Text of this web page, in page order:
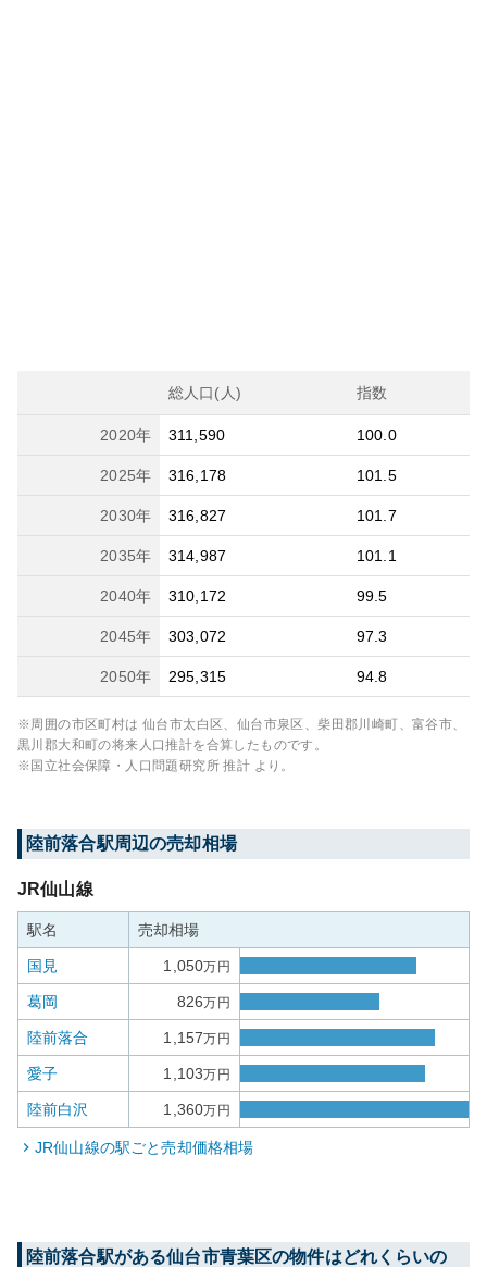
総人口(人) 指数
2020年 311,590 100.0
2025年 316,178 101.5
2030年 316,827 101.7
2035年 314,987 101.1
2040年 310,172 99.5
2045年 303,072 97.3
2050年 295,315 94.8
※周囲の市区町村は 仙台市太白区、仙台市泉区、柴田郡川崎町、富谷市、
黒川郡大和町の将来人口推計を合算したものです。
※国立社会保障・人口問題研究所 推計 より。
陸前落合駅周辺の売却相場
JR仙山線
駅名 売却相場
国見 1,050万円
葛岡 826万円
陸前落合 1,157万円
愛子 1,103万円
陸前白沢 1,360万円
JR仙山線の駅ごと売却価格相場
陸前落合駅がある仙台市青葉区の物件はどれくらいの